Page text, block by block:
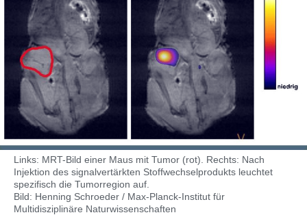
Links: MRT-Bild einer Maus mit Tumor (rot). Rechts: Nach
Injektion des signalvertärkten Stoffwechselprodukts leuchtet
spezifisch die Tumorregion auf.
Bild: Henning Schroeder / Max-Planck-Institut für
Multidisziplinäre Naturwissenschaften